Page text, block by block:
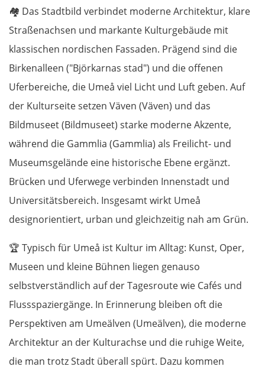
🏘️ Das Stadtbild verbindet moderne Architektur, klare
Straßenachsen und markante Kulturgebäude mit
klassischen nordischen Fassaden. Prägend sind die
Birkenalleen ("Björkarnas stad") und die offenen
Uferbereiche, die Umeå viel Licht und Luft geben. Auf
der Kulturseite setzen Väven (Väven) und das
Bildmuseet (Bildmuseet) starke moderne Akzente,
während die Gammlia (Gammlia) als Freilicht- und
Museumsgelände eine historische Ebene ergänzt.
Brücken und Uferwege verbinden Innenstadt und
Universitätsbereich. Insgesamt wirkt Umeå
designorientiert, urban und gleichzeitig nah am Grün.
🏆 Typisch für Umeå ist Kultur im Alltag: Kunst, Oper,
Museen und kleine Bühnen liegen genauso
selbstverständlich auf der Tagesroute wie Cafés und
Flussspaziergänge. In Erinnerung bleiben oft die
Perspektiven am Umeälven (Umeälven), die moderne
Architektur an der Kulturachse und die ruhige Weite,
die man trotz Stadt überall spürt. Dazu kommen
Ukmergė
Alytus
Polen
Ełk
Łomża
Warschau
Żyrardów
Łódź